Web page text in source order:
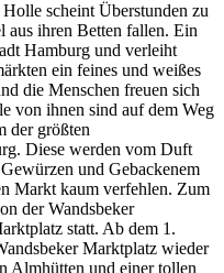
scheint Überstunden zu
aus ihren Betten fallen. Ein
Hamburg und verleiht
ein feines und weißes
die Menschen freuen sich
von ihnen sind auf dem Weg
der größten
Diese werden vom Duft
und Gebackenem
Markt kaum verfehlen. Zum
der Wandsbeker
statt. Ab dem 1.
Marktplatz wieder
Almhütten und einer tollen